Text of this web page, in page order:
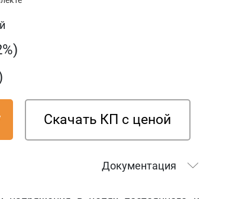
Скачать КП с ценой
Документация